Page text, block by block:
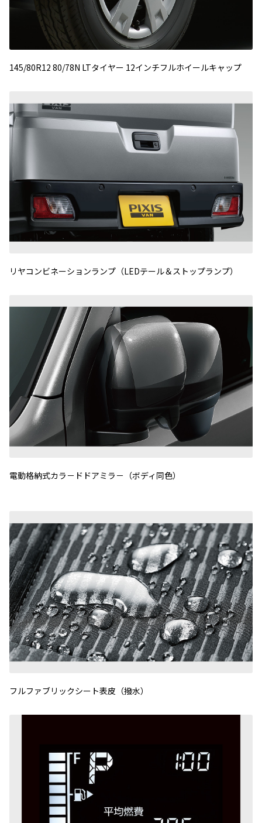
145/80R12 80/78N LTタイヤー 12インチフルホイールキャップ
リヤコンビネーションランプ（LEDテール＆ストップランプ）
電動格納式カラ－ドドアミラ－（ボディ同色）
フルファブリックシート表皮（撥水）